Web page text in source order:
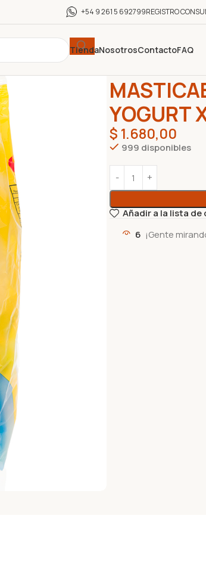
+54 9 261 5 692799REGISTRO
TiendaNosotrosContactoFAQ
YOGURT
$ 1.680,00
999 disponibles
Añadir a la lista de
6 ¡Gente